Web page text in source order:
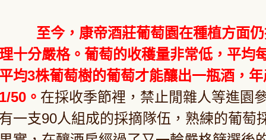
至今，康帝酒莊葡萄園在種植方面
十分嚴格。葡萄的收穫量非常低，平均
均3株葡萄樹的葡萄才能釀出一瓶酒，
50。 在採收季節裡，禁止閒雜人等進園
一支90人組成的採摘隊伍，熟練的葡萄